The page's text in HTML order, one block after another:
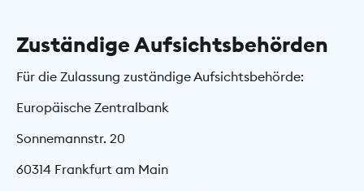
Zuständige Aufsichtsbehörden
Für die Zulassung zuständige Aufsichtsbehörde:
Europäische Zentralbank
Sonnemannstr. 20
60314 Frankfurt am Main